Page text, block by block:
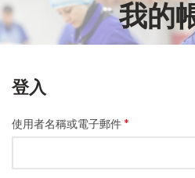
我的
登入
使用者名稱或電子郵件*